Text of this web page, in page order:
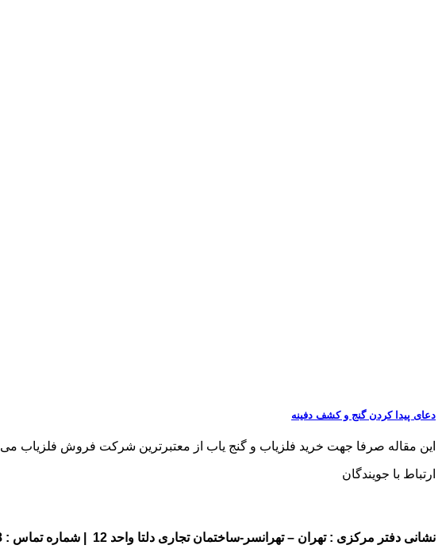
دعای پیدا کردن گنج و کشف دفینه
این مقاله صرفا جهت خرید فلزیاب و گنج یاب از معتبرترین شرکت فروش فلزیاب می09102191330
ارتباط با جویندگان
نشانی دفتر مرکزی : تهران – تهرانسر-ساختمان تجاری دلتا واحد 12 | شماره تماس : 09102181088